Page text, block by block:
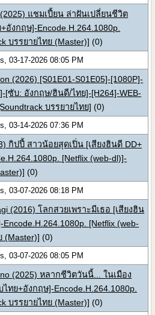
แชมเปี้ยน ล่าฝันเปลี่ยนชีวิต
อังกฤษ]-Encode.H.264.1080p.
บรรยายไทย (Master)] (0)
03-17-2026 08:05 PM
(2026) [S01E01-S01E05]-[1080P]-
[ซับ: อังกฤษ/ฮินดี/ไทย]-[H264]-WEB-
บรรยายไทย] (0)
03-14-2026 07:36 PM
กิปปี้ สาวน้อยสุดเปิ่น [เสียงฮินดี DD+
[Netflix (web-dl)]-
(0)
03-07-2026 08:18 PM
(2016) โลกสวยเพราะมีเธอ [เสียงฮิน
[Netflix (web-
(Master)] (0)
03-07-2026 08:05 PM
(2025) หลากชีวิตวันนี้... ในเมือง
ทย+อังกฤษ]-Encode.H.264.1080p.
บรรยายไทย (Master)] (0)